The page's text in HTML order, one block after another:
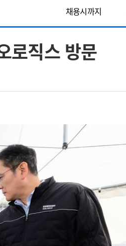
정책/통계
안내
채용시까지
~2026-08-15
~2026-08-31
로직스 방문